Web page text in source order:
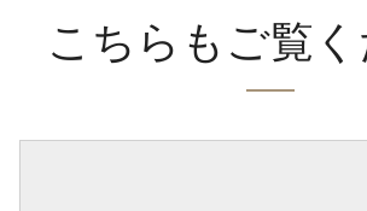
こちらもご覧